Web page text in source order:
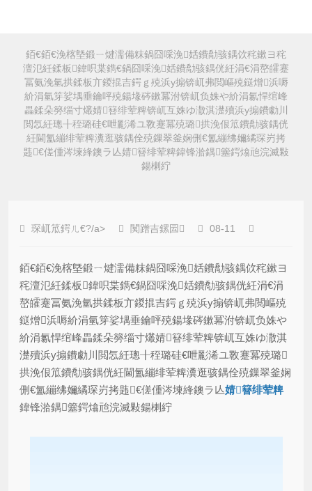
銆€銆€浼楁墍鍛ㄧ煡濡備粖鍋囧啋浼姡鐨勪骇鍝佽秺鏉ヨ秺
澶氾紝鍒板鍏呮枼鐫€鍋囧啋浼姡鐨勪骇鍝侊紝涓€涓嶅皬蹇
冨氨浼氫拱鍒板亣鍐掍吉鍔ｇ殑浜у搧锛屼弗閲嶇殑鎹熷浜嗕
紒涓氫笌娑堣垂鑰呯殑鍚堟硶鏉冪泭锛屼负姝や紒涓氱悍绾峰
畾鍒朵簩缁寸爜婧簮绯荤粺锛屼互姝ゆ潵淇濋殰浜у搧鐨勮川
閲忥紝璁╂秷璐硅€呭彲浠ユ斁蹇冪殑璐拱浼佷笟鐨勪骇鍝侊
紝閫氳繃绯荤粺瀵逛骇鍝佺殑鏁翠釜娴侀€氳繃绋嬭繘琛岃拷
韪€傞偅涔堜綘鐭ラ亾婧簮绯荤粺鍏锋湁鍝簺鍔熻兘浣滅敤
鍚楋紵
琛屼笟鍔ㄦ€?/a> 闃蹭吉鏍囩 08-11
銆€銆€浼楁墍鍛ㄧ煡濡備粖鍋囧啋浼姡鐨勪骇鍝佽秺鏉ヨ
秺澶氾紝鍒板鍏呮枼鐫€鍋囧啋浼姡鐨勪骇鍝侊紝涓€涓
嶅皬蹇冨氨浼氫拱鍒板亣鍐掍吉鍔ｇ殑浜у搧锛屼弗閲嶇殑
鎹熷浜嗕紒涓氫笌娑堣垂鑰呯殑鍚堟硶鏉冪泭锛屼负姝や
紒涓氱悍绾峰畾鍒朵簩缁寸爜婧簮绯荤粺锛屼互姝ゆ潵淇
濋殰浜у搧鐨勮川閲忥紝璁╂秷璐硅€呭彲浠ユ斁蹇冪殑璐
拱浼佷笟鐨勪骇鍝侊紝閫氳繃绯荤粺瀵逛骇鍝佺殑鏁翠釜娴
侀€氳繃绋嬭繘琛岃拷韪€傞偅涔堜綘鐭ラ亾婧簮绯荤粺
鍏锋湁鍝簺鍔熻兘浣滅敤鍚楋紵